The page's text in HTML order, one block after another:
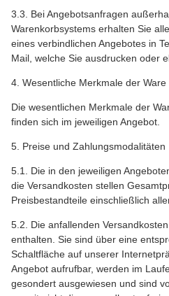
3.3. Bei Angebotsanfragen
Warenkorbsystems erhalten Sie
eines verbindlichen Angebotes in
Mail, welche Sie ausdrucken oder
4. Wesentliche Merkmale der
Die wesentlichen Merkmale der
finden sich im jeweiligen Angebot.
5. Preise und Zahlungsmodalitäten
5.1. Die in den jeweiligen
die Versandkosten stellen
Preisbestandteile einschließlich
5.2. Die anfallenden
enthalten. Sie sind über eine
Schaltfläche auf unserer
Angebot aufrufbar, werden im
gesondert ausgewiesen und sind